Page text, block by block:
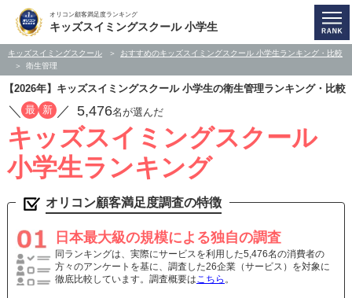
オリコン顧客満足度ランキング
キッズスイミングスクール 小学生
キッズスイミングスクール
おすすめのキッズスイミングスクール 小学生ランキング・比較
衛生管理
【2026年】キッズスイミングスクール 小学生の衛生管理ランキング・比較
／ 最 新 ／ 5,476名が選んだ
キッズスイミングスクール
小学生ランキング
オリコン顧客満足度調査の特徴
日本最大級の規模による独自の調査
同ランキングは、実際にサービスを利用した5,476名の消費者の
方々のアンケートを基に、調査した26企業（サービス）を対象に
徹底比較しています。調査概要はこちら 。